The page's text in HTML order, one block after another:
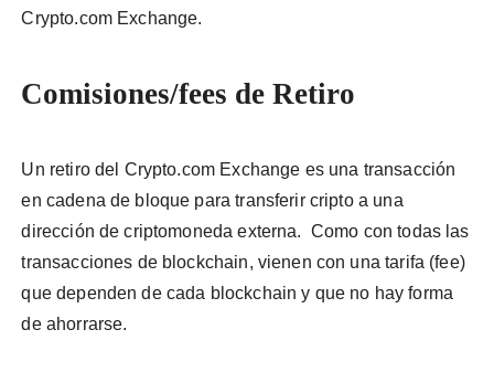
Crypto.com Exchange.
Comisiones/fees de Retiro
Un retiro del Crypto.com Exchange es una transacción
en cadena de bloque para transferir cripto a una
dirección de criptomoneda externa. Como con todas las
transacciones de blockchain, vienen con una tarifa (fee)
que dependen de cada blockchain y que no hay forma
de ahorrarse.